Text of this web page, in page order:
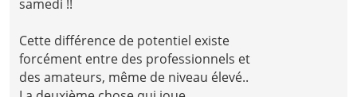
samedi !!
Cette différence de potentiel existe
forcément entre des professionnels et
des amateurs, même de niveau élevé..